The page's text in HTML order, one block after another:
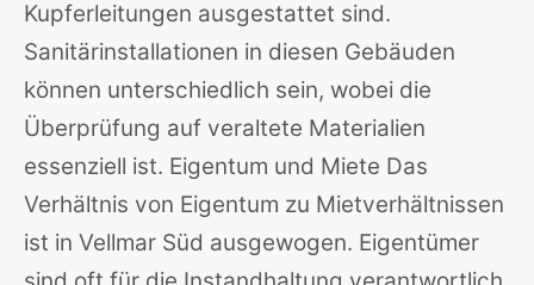
Kupferleitungen ausgestattet sind.
Sanitärinstallationen in diesen Gebäuden
können unterschiedlich sein, wobei die
Überprüfung auf veraltete Materialien
essenziell ist. Eigentum und Miete Das
Verhältnis von Eigentum zu Mietverhältnissen
ist in Vellmar Süd ausgewogen. Eigentümer